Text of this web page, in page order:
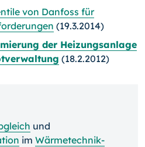
von Danfoss für
(19.3.2014)
der Heizungsanlage
(18.2.2012)
und
im Wärmetechnik-